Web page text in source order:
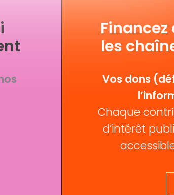
les
Vos dons
Chaque
d’intérêt